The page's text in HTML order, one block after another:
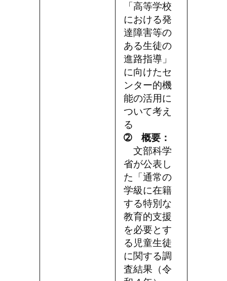
「高等学校
における発
達障害等の
ある生徒の
進路指導」
に向けたセ
ンター的機
能の活用に
ついて考え
る
➁ 概要：
文部科学
省が公表し
た「通常の
学級に在籍
する特別な
教育的支援
を必要とす
る児童生徒
に関する調
査結果（令